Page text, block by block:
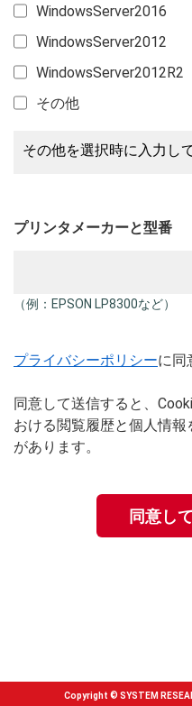
WindowsServer2016
WindowsServer2012
WindowsServer2012R2
その他
プリンタメーカーと型番
（例：EPSON LP8300など）
プライバシーポリシーに同
同意して送信すると、
おける閲覧履歴と個人情
があります。
Copyright © SYSTEM